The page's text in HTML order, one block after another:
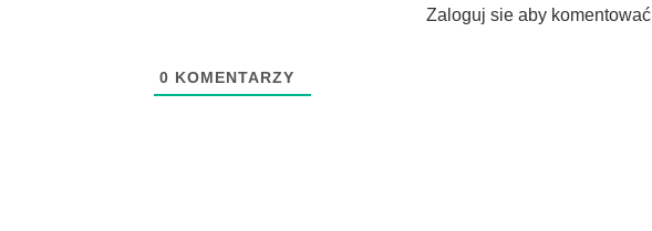
Zaloguj sie aby komentować
0 KOMENTARZY